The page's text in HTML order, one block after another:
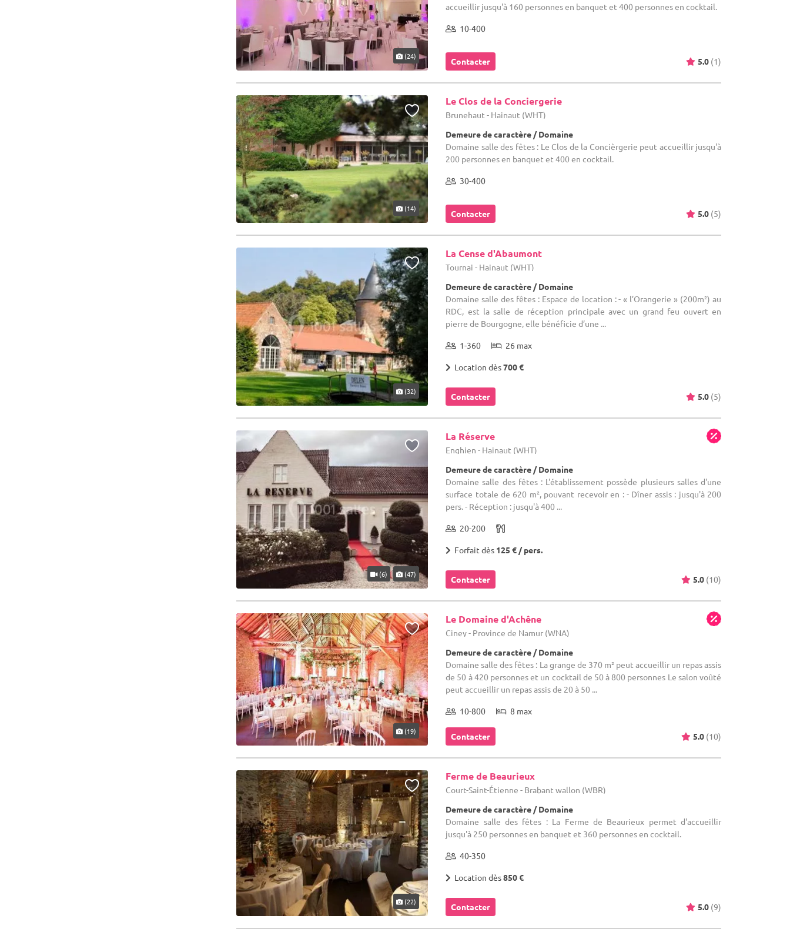
(24)
accueillir jusqu'à 160 personnes en banquet et 400 personnes en cocktail.
10-400
Contacter 5.0 (1)
(14)
Le Clos de la Conciergerie
Brunehaut - Hainaut (WHT)
Demeure de caractère / Domaine
Domaine salle des fêtes : Le Clos de la Concièrgerie peut accueillir jusqu'à
200 personnes en banquet et 400 en cocktail.
30-400
Contacter 5.0 (5)
(32)
La Cense d'Abaumont
Tournai - Hainaut (WHT)
Demeure de caractère / Domaine
Domaine salle des fêtes : Espace de location : - « l’Orangerie » (200m²) au
RDC, est la salle de réception principale avec un grand feu ouvert en
pierre de Bourgogne, elle bénéficie d’une ...
1-360 26 max
Location dès700 €
Contacter 5.0 (5)
(6) (47)
La Réserve
Enghien - Hainaut (WHT)
Demeure de caractère / Domaine
Domaine salle des fêtes : L'établissement possède plusieurs salles d'une
surface totale de 620 m², pouvant recevoir en : - Dîner assis : jusqu'à 200
pers. - Réception : jusqu'à 400 ...
20-200
Forfait dès 125 € / pers.
Contacter 5.0 (10)
(19)
Le Domaine d'Achêne
Ciney - Province de Namur (WNA)
Demeure de caractère / Domaine
Domaine salle des fêtes : La grange de 370 m² peut accueillir un repas assis
de 50 à 420 personnes et un cocktail de 50 à 800 personnes Le salon voûté
peut accueillir un repas assis de 20 à 50 ...
10-800 8 max
Contacter 5.0 (10)
(22)
Ferme de Beaurieux
Court-Saint-Étienne - Brabant wallon (WBR)
Demeure de caractère / Domaine
Domaine salle des fêtes : La Ferme de Beaurieux permet d'accueillir
jusqu'à 250 personnes en banquet et 360 personnes en cocktail.
40-350
Location dès850 €
Contacter 5.0 (9)